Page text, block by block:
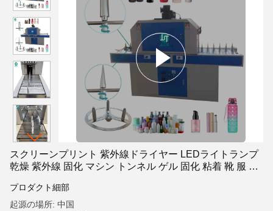
スクリーンプリント 紫外線ドライヤー LEDライトランプ
乾燥 紫外線 固化 マシン トンネル ゲル 固化 粘着 靴 服 木
プロダクト細部
起源の場所: 中国